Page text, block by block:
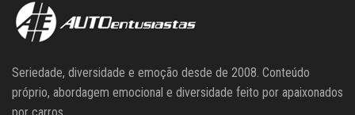
Seriedade, diversidade e emoção desde de 2008. Conteúdo
próprio, abordagem emocional e diversidade feito por apaixonados
por carros